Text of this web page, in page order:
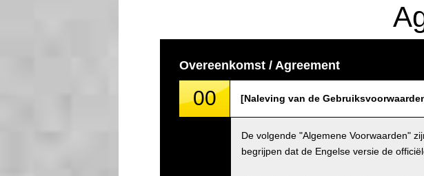
Overeenkomst / Agreement
00 [Naleving van de
De volgende "Algemene Voorwaarden"
begrijpen dat de Engelse versie de